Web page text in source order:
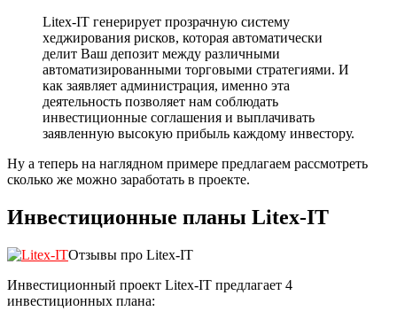
Litex-IT генерирует прозрачную систему
хеджирования рисков, которая автоматически
делит Ваш депозит между различными
автоматизированными торговыми стратегиями. И
как заявляет администрация, именно эта
деятельность позволяет нам соблюдать
инвестиционные соглашения и выплачивать
заявленную высокую прибыль каждому инвестору.
Ну а теперь на наглядном примере предлагаем рассмотреть
сколько же можно заработать в проекте.
Инвестиционные планы Litex-IT
Отзывы про Litex-IT
Инвестиционный проект Litex-IT предлагает 4
инвестиционных плана: